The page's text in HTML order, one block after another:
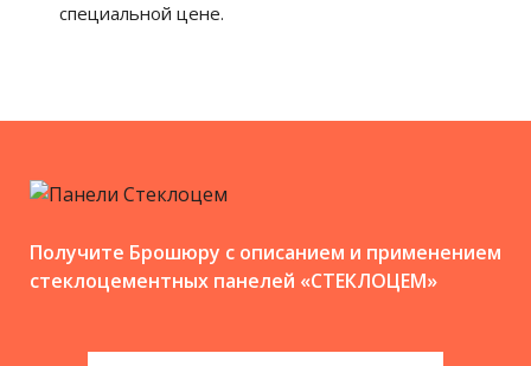
специальной цене.
Получите Брошюру с описанием и применением
стеклоцементных панелей «СТЕКЛОЦЕМ»
Оставьте это поле пустым